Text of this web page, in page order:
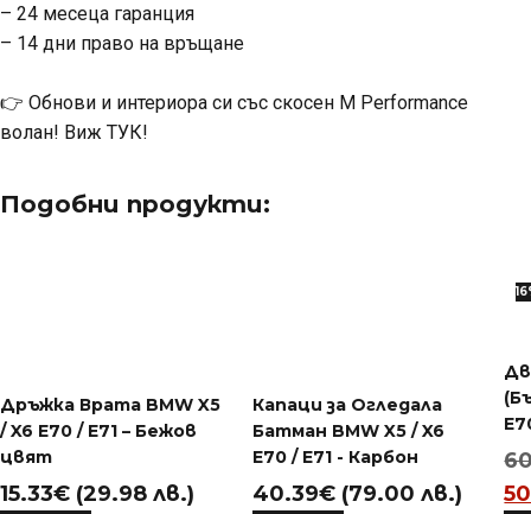
– 24 месеца гаранция
– 14 дни право на връщане
👉 Обнови и интериора си със скосен M Performance
волан! Виж ТУК!
Подобни продукти:
Дръжка Врата BMW X5
/ X6 E70 / E71 – Бежов
цвят
15.33€ (29.98 лв.)
Капаци за Огледала
Батман BMW X5 / X6
E70 / E71 - Карбон
40.39€ (79.00 лв.)